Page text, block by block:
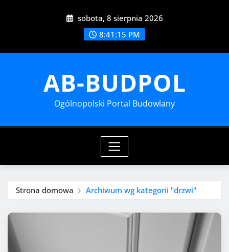
sobota, 8 sierpnia 2026
8:41:16 PM
AB-BUDPOL
Ogólnopolski Portal Budowlany
Strona domowa Archiwum wg kategorii "drzwi"